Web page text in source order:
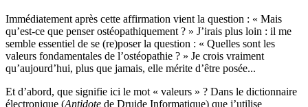
Immédiatement après cette affirmation vient la question : « Mais
qu’est-ce que penser ostéopathiquement ? » J’irais plus loin : il me
semble essentiel de se (re)poser la question : « Quelles sont les
valeurs fondamentales de l’ostéopathie ? » Je crois vraiment
qu’aujourd’hui, plus que jamais, elle mérite d’être posée...
Et d’abord, que signifie ici le mot « valeurs » ? Dans le dictionnaire
électronique (Antidote de Druide Informatique) que j’utilise